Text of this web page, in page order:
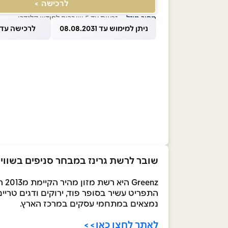
לרכישה >
מחיר מוזל — זכאות עד 5 שוברים לחודש קלנדרי
ניתן למימוש עד 08.08.2031 לרכישה עד
שובר לרשת גרינז במבחר סניפים בשווי
Greenz היא רשת מזון מהיר הקיימת מ2013 המתמחה במתן מגוון אפשרויות של מזון טרי, מזין וטעים עם יתרונות בריאותיים.
התפריט עשיר בסופר פוד, ירוקים ודגים
נמצאים במתחמי עסקים במרכז הארץ.
לאתר לחצו כאן>>